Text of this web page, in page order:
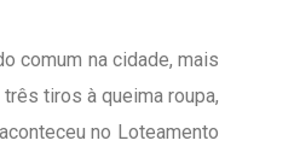
comum na cidade, mais
tiros à queima roupa,
no Loteamento